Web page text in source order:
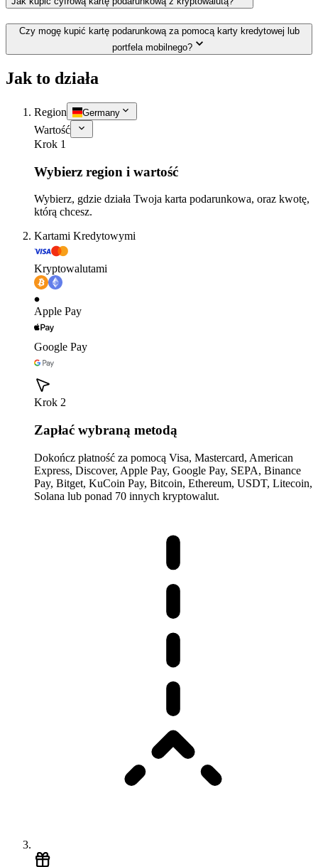
Czy mogę kupić kartę podarunkową za pomocą karty kredytowej lub
portfela mobilnego?
Jak to działa
Region Germany
Wartość
Krok 1
Wybierz region i wartość
Wybierz, gdzie działa Twoja karta podarunkowa, oraz kwotę,
którą chcesz.
Kartami Kredytowymi
Kryptowalutami
Apple Pay
Google Pay
Krok 2
Zapłać wybraną metodą
Dokończ płatność za pomocą Visa, Mastercard, American
Express, Discover, Apple Pay, Google Pay, SEPA, Binance
Pay, Bitget, KuCoin Pay, Bitcoin, Ethereum, USDT, Litecoin,
Solana lub ponad 70 innych kryptowalut.